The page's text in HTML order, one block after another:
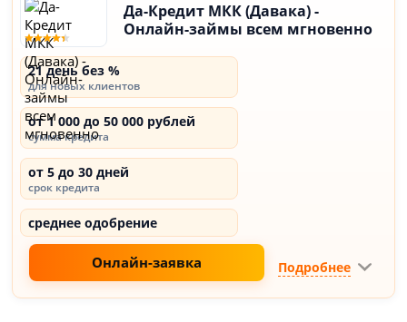
Да-Кредит МКК (Давака) -
Онлайн-займы всем мгновенно
21 день без %
для новых клиентов
от 1 000 до 50 000 рублей
сумма кредита
от 5 до 30 дней
срок кредита
среднее одобрение
Онлайн-заявка Подробнее